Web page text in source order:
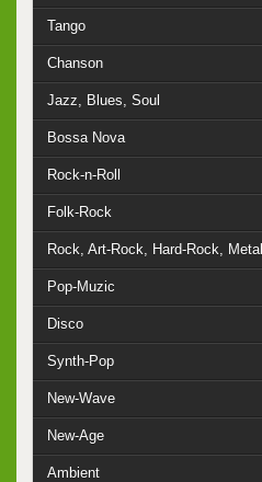
Tango
Chanson
Jazz, Blues, Soul
Bossa Nova
Rock-n-Roll
Folk-Rock
Rock, Art-Rock, Hard-Rock, Metal
Pop-Muzic
Disco
Synth-Pop
New-Wave
New-Age
Ambient